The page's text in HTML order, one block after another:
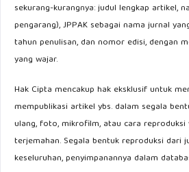
sekurang-kurangnya: judul lengkap artikel,
pengarang), JPPAK sebagai nama jurnal
tahun penulisan, dan nomor edisi, dengan
yang wajar.
Hak Cipta mencakup hak eksklusif untuk
mempublikasi artikel ybs. dalam segala
ulang, foto, mikrofilm, atau cara reproduksi
terjemahan. Segala bentuk reproduksi dari
keseluruhan, penyimpanannya dalam